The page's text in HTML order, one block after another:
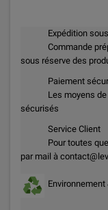
Expédition
Commande
sous réserve des
Paiement
Les moyens
sécurisés
Service Client
Pour toutes
par mail à
Environnement